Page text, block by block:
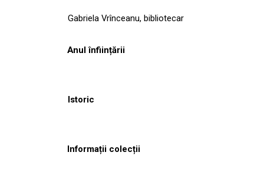
Gabriela Vrînceanu, bibliotecar
Anul înființării
Istoric
Informații colecții